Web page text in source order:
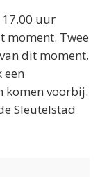
uur
moment. Twee
dit moment,
een
komen voorbij.
Sleutelstad